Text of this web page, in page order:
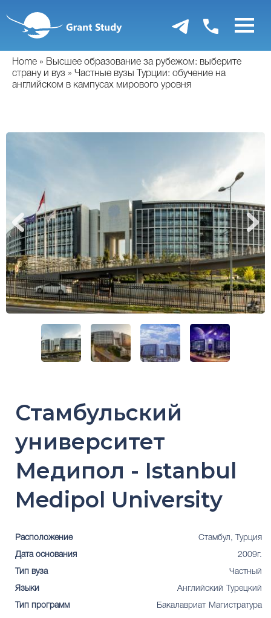
основному
содержанию
Home
Высшее образование за рубежом: выберите
страну и вуз
Частные вузы Турции: обучение на
английском в кампусах мирового уровня
Стамбульский
университет
Медипол - Istanbul
Medipol University
Расположение Стамбул, Турция
Дата основания 2009г.
Тип вуза Частный
Языки Английский Турецкий
Тип программ Бакалавриат Магистратура